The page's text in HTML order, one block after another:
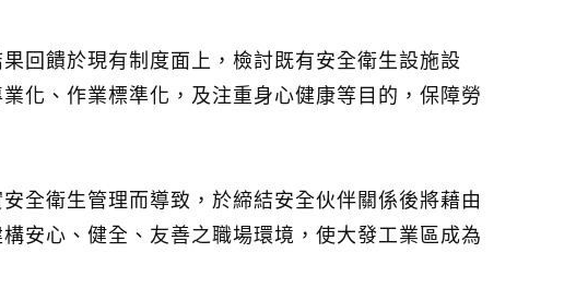
回饋於現有制度面上，檢討既有安全衛生設施設
化、作業標準化，及注重身心健康等目的，保障勞
全衛生管理而導致，於締結安全伙伴關係後將藉由
安心、健全、友善之職場環境，使大發工業區成為